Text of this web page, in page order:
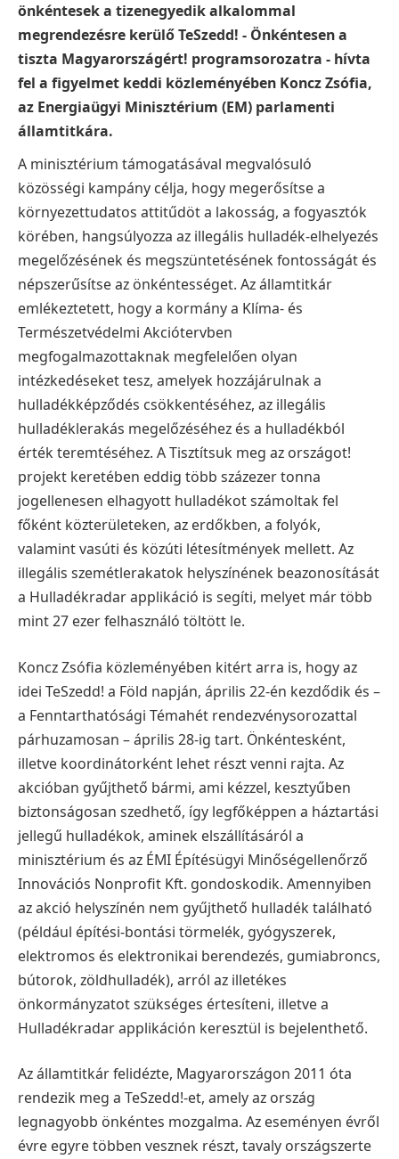
önkéntesek a tizenegyedik alkalommal
megrendezésre kerülő TeSzedd! - Önkéntesen a
tiszta Magyarországért! programsorozatra - hívta
fel a figyelmet keddi közleményében Koncz Zsófia,
az Energiaügyi Minisztérium (EM) parlamenti
államtitkára.
A minisztérium támogatásával megvalósuló
közösségi kampány célja, hogy megerősítse a
környezettudatos attitűdöt a lakosság, a fogyasztók
körében, hangsúlyozza az illegális hulladék-elhelyezés
megelőzésének és megszüntetésének fontosságát és
népszerűsítse az önkéntességet. Az államtitkár
emlékeztetett, hogy a kormány a Klíma- és
Természetvédelmi Akciótervben
megfogalmazottaknak megfelelően olyan
intézkedéseket tesz, amelyek hozzájárulnak a
hulladékképződés csökkentéséhez, az illegális
hulladéklerakás megelőzéséhez és a hulladékból
érték teremtéséhez. A Tisztítsuk meg az országot!
projekt keretében eddig több százezer tonna
jogellenesen elhagyott hulladékot számoltak fel
főként közterületeken, az erdőkben, a folyók,
valamint vasúti és közúti létesítmények mellett. Az
illegális szemétlerakatok helyszínének beazonosítását
a Hulladékradar applikáció is segíti, melyet már több
mint 27 ezer felhasználó töltött le.
Koncz Zsófia közleményében kitért arra is, hogy az
idei TeSzedd! a Föld napján, április 22-én kezdődik és –
a Fenntarthatósági Témahét rendezvénysorozattal
párhuzamosan – április 28-ig tart. Önkéntesként,
illetve koordinátorként lehet részt venni rajta. Az
akcióban gyűjthető bármi, ami kézzel, kesztyűben
biztonságosan szedhető, így legfőképpen a háztartási
jellegű hulladékok, aminek elszállításáról a
minisztérium és az ÉMI Építésügyi Minőségellenőrző
Innovációs Nonprofit Kft. gondoskodik. Amennyiben
az akció helyszínén nem gyűjthető hulladék található
(például építési-bontási törmelék, gyógyszerek,
elektromos és elektronikai berendezés, gumiabroncs,
bútorok, zöldhulladék), arról az illetékes
önkormányzatot szükséges értesíteni, illetve a
Hulladékradar applikáción keresztül is bejelenthető.
Az államtitkár felidézte, Magyarországon 2011 óta
rendezik meg a TeSzedd!-et, amely az ország
legnagyobb önkéntes mozgalma. Az eseményen évről
évre egyre többen vesznek részt, tavaly országszerte